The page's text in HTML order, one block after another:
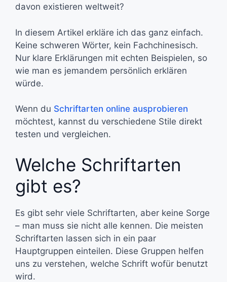
davon existieren weltweit?
In diesem Artikel erkläre ich das ganz einfach.
Keine schweren Wörter, kein Fachchinesisch.
Nur klare Erklärungen mit echten Beispielen, so
wie man es jemandem persönlich erklären
würde.
Wenn du Schriftarten online ausprobieren
möchtest, kannst du verschiedene Stile direkt
testen und vergleichen.
Welche Schriftarten
gibt es?
Es gibt sehr viele Schriftarten, aber keine Sorge
– man muss sie nicht alle kennen. Die meisten
Schriftarten lassen sich in ein paar
Hauptgruppen einteilen. Diese Gruppen helfen
uns zu verstehen, welche Schrift wofür benutzt
wird.